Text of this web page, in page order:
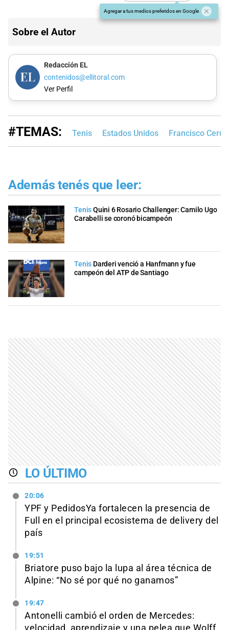
Agregar a tus medios preferidos en Google
Sobre el Autor
Redacción EL
contenidos@ellitoral.com
Ver Perfil
#TEMAS: Tenis Estados Unidos Francisco
Además tenés que leer:
TenisQuini 6 Rosario Challenger: Camilo Ugo
Carabelli se coronó bicampeón
Tenis Darderi venció a Hanfmann y fue
campeón del ATP de Santiago
LO ÚLTIMO
20:06
YPF y PedidosYa fortalecen la presencia de
Full en el principal ecosistema de delivery del
país
19:51
Briatore puso bajo la lupa al área técnica de
Alpine: “No sé por qué no ganamos”
19:47
Antonelli cambió el orden de Mercedes:
velocidad, aprendizaje y una pelea que Wolff